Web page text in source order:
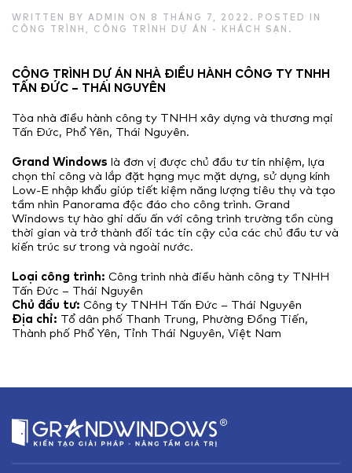
WRITTEN BY ADMIN ON 8 THÁNG 7, 2022 . POSTED IN
CÔNG TRÌNH , CÔNG TRÌNH DỰ ÁN - KHÁCH SẠN .
CÔNG TRÌNH DỰ ÁN NHÀ ĐIỀU HÀNH CÔNG TY TNHH
TẤN ĐỨC – THÁI NGUYÊN
Tòa nhà điều hành công ty TNHH xây dựng và thương mại
Tấn Đức, Phổ Yên, Thái Nguyên.
Grand Windows là đơn vị được chủ đầu tư tín nhiệm, lựa
chọn thi công và lắp đặt hạng mục mặt dựng, sử dụng kính
Low-E nhập khẩu giúp tiết kiệm năng lượng tiêu thụ và tạo
tầm nhìn Panorama độc đáo cho công trình. Grand
Windows tự hào ghi dấu ấn với công trình trường tồn cùng
thời gian và trở thành đối tác tin cậy của các chủ đầu tư và
kiến trúc sư trong và ngoài nước.
Loại công trình: Công trình nhà điều hành công ty TNHH
Tấn Đức – Thái Nguyên
Chủ đầu tư: Công ty TNHH Tấn Đức – Thái Nguyên
Địa chỉ: Tổ dân phố Thanh Trung, Phường Đồng Tiến,
Thành phố Phổ Yên, Tỉnh Thái Nguyên, Việt Nam